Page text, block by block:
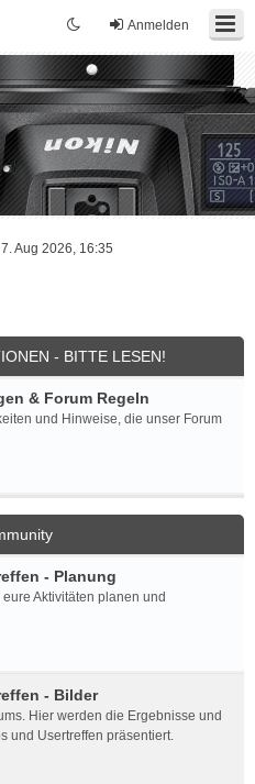
Anmelden
Aug 2026, 16:35
- BITTE LESEN!
& Forum Regeln
und Hinweise, die unser Forum
- Planung
Aktivitäten planen und
- Bilder
Hier werden die Ergebnisse und
und Usertreffen präsentiert.